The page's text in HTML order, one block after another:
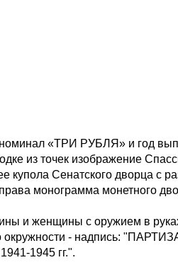
номинал «ТРИ РУБЛЯ» и год
из точек изображение
купола Сенатского дворца с
монограмма монетного
и женщины с оружием в
окружности - надпись:
1945 гг.".